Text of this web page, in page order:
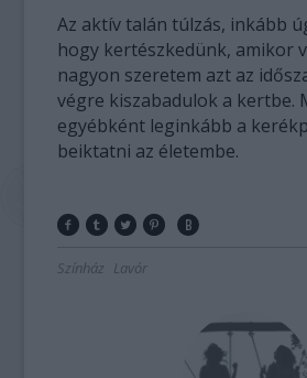
Az aktív talán túlzás, inkább
hogy kertészkedünk, amikor
nagyon szeretem azt az
végre kiszabadulok a kertbe.
egyébként leginkább a
beiktatni az életembe.
Színház Lavór